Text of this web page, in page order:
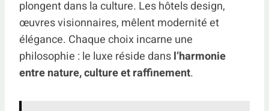
plongent dans la culture. Les hôtels design,
œuvres visionnaires, mêlent modernité et
élégance. Chaque choix incarne une
philosophie : le luxe réside dansl’harmonie
entre nature, culture et raffinement.